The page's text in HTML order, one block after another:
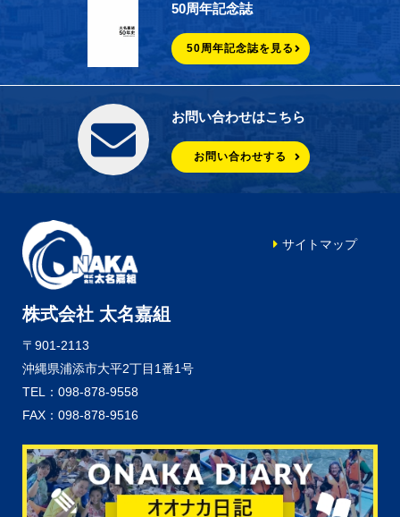
50周年記念誌
50周年記念誌を見る
お問い合わせはこちら
お問い合わせする
株式会社 太名嘉組
〒901-2113
沖縄県浦添市大平2丁目1番1号
TEL：098-878-9558
FAX：098-878-9516
サイトマップ